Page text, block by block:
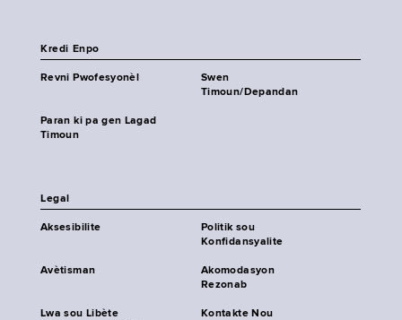
Kredi Enpo
Revni Pwofesyonèl
Swen
Timoun/Depandan
Paran ki pa gen Lagad
Timoun
Legal
Aksesibilite
Politik sou
Konfidansyalite
Avètisman
Akomodasyon
Rezonab
Lwa sou Libète
Kontakte Nou